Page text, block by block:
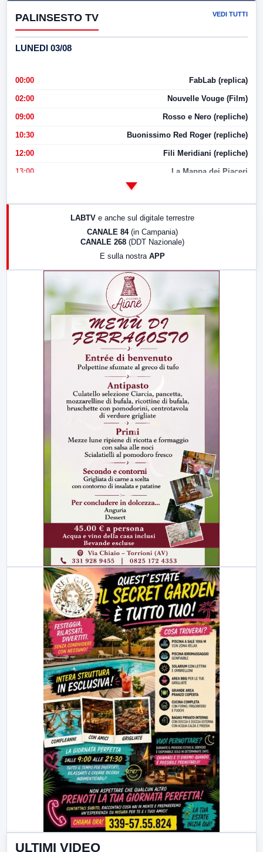
PALINSESTO TV VEDI TUTTI
LUNEDI 03/08
00:00 FabLab (replica)
02:00 Nouvelle Vouge (Film)
09:00 Rosso e Nero (repliche)
10:30 Buonissimo Red Roger (repliche)
12:00 Fili Meridiani (repliche)
13:00 La Mappa dei Piaceri
17:00 LabNews (replica)
LABTV e anche sul digitale terrestre
CANALE 84 (in Campania)
CANALE 268 (DDT Nazionale)
E sulla nostra APP
ULTIMI VIDEO